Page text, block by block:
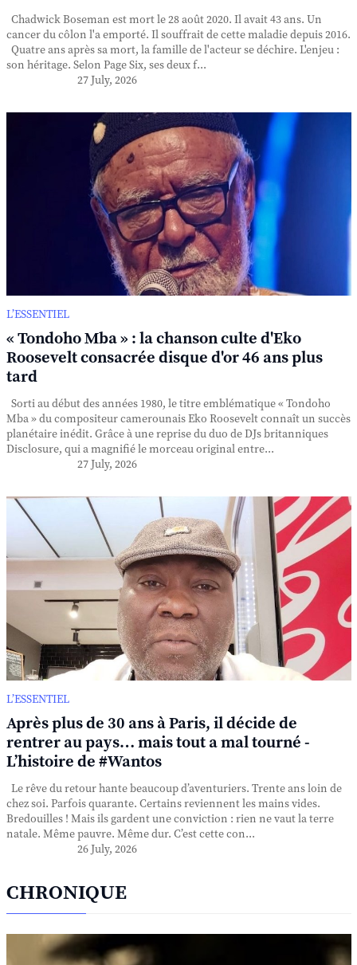
Chadwick Boseman est mort le 28 août 2020. Il avait 43 ans. Un
cancer du côlon l'a emporté. Il souffrait de cette maladie depuis 2016.
Quatre ans après sa mort, la famille de l'acteur se déchire. L'enjeu :
son héritage. Selon Page Six, ses deux f...
27 July, 2026
L’ESSENTIEL
« Tondoho Mba » : la chanson culte d'Eko
Roosevelt consacrée disque d'or 46 ans plus
tard
Sorti au début des années 1980, le titre emblématique « Tondoho
Mba » du compositeur camerounais Eko Roosevelt connaît un succès
planétaire inédit. Grâce à une reprise du duo de DJs britanniques
Disclosure, qui a magnifié le morceau original entre...
27 July, 2026
L’ESSENTIEL
Après plus de 30 ans à Paris, il décide de
rentrer au pays… mais tout a mal tourné -
L’histoire de #Wantos
Le rêve du retour hante beaucoup d’aventuriers. Trente ans loin de
chez soi. Parfois quarante. Certains reviennent les mains vides.
Bredouilles ! Mais ils gardent une conviction : rien ne vaut la terre
natale. Même pauvre. Même dur. C’est cette con...
26 July, 2026
CHRONIQUE